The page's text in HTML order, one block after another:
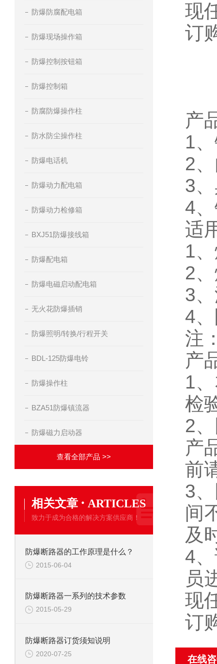
防爆防腐配电箱
防爆现场操作箱
防爆控制按钮箱
防爆控制箱
防腐防爆操作柱
防水防尘操作柱
防爆电话机
防爆动力配电箱
防爆动力检修箱
BXJ51防爆接线箱
防爆配电箱
防爆电磁启动配电箱
无火花防爆插销
防爆照明/转换/行程开关
BDL-125防爆电铃
防爆操作柱
BZA51防爆镇流器
防爆磁力启动器
查看全部产品 >>
相关文章 · ARTICLES
致力于成为合格的解决方案供应商！
防爆断路器的工作原理是什么？
2015-06-04
防爆断路器一系列的技术参数
2015-05-29
防爆断路器订货须知说明
2020-07-25
现
订
产
1
2
3
4
适
1
2
3
4
注
产
1
检
2
产
前
3
间
及
4
员
现
订
在线